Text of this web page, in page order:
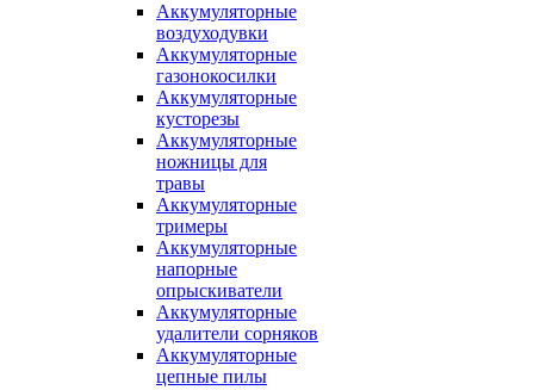
Аккумуляторные
воздуходувки
Аккумуляторные
газонокосилки
Аккумуляторные
кусторезы
Аккумуляторные
ножницы для
травы
Аккумуляторные
тримеры
Аккумуляторные
напорные
опрыскиватели
Аккумуляторные
удалители сорняков
Аккумуляторные
цепные пилы